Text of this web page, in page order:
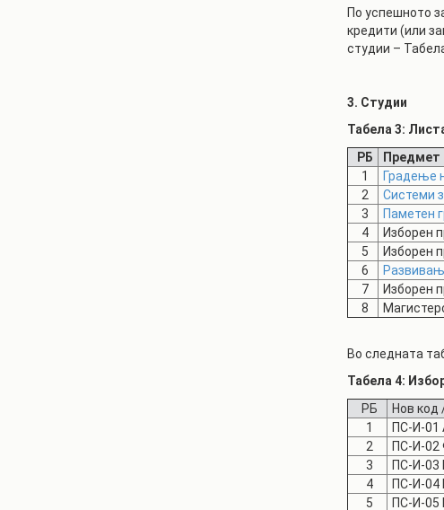
По успешното
кредити (или
студии –
3. Студии
Табела 3:
РБ
Предмет
1
Градење
2
Системи
3
Паметен
4
Изборен
5
Изборен
6
7
Изборен
8
Во следната
Табела 4:
РБ
Нов код
1
ПС-И-01
2
ПС-И-02
3
ПС-И-03
4
ПС-И-04
5
ПС-И-05